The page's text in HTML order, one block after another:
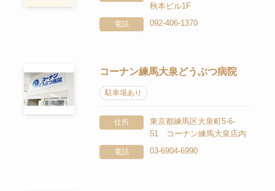
秋本ビル1F
電話 092-406-1370
コーナン練馬大泉どうぶつ病院
駐車場あり
住所
東京都練馬区大泉町5-6-
51 コーナン練馬大泉店内
電話 03-6904-6990